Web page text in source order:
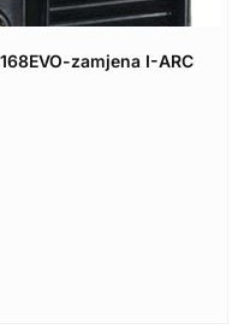
zamjena I-ARC